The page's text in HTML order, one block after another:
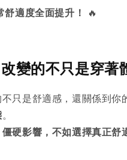
適度全面提升！ 🔥
變的不只是穿著
只是舒適感，還關係到你
。
硬影響，不如選擇真正舒